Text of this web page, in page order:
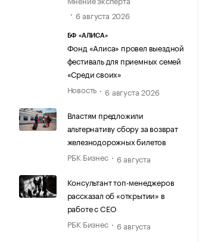
6 августа 2026
БФ «АЛИСА»
Фонд «Алиса» провел выездной
фестиваль для приемных семей
«Среди своих»
Новость
6 августа 2026
Властям предложили
альтернативу сбору за возврат
железнодорожных билетов
РБК Бизнес
6 августа
Консультант топ-менеджеров
рассказал об «открытии» в
работе с CEO
РБК Бизнес
6 августа